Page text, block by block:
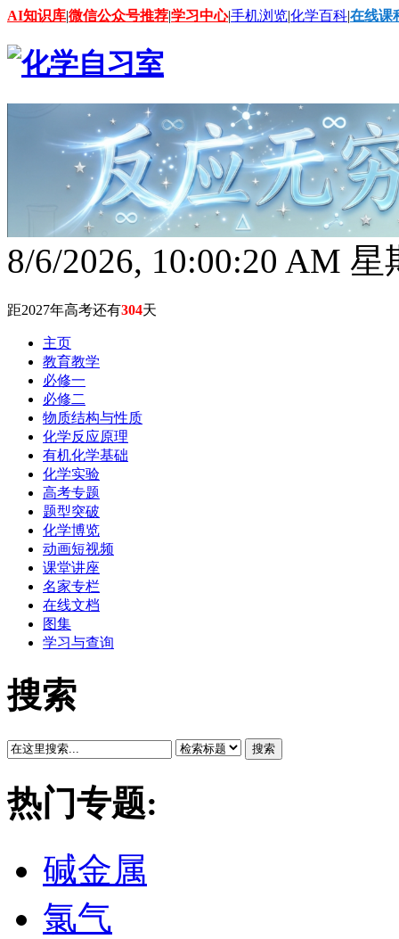
AI知识库|微信公众号推荐|学习中心|手机浏览|化学百科|在线课
8/6/2026, 10:00:21 AM 星
距2027年高考还有304天
主页
教育教学
必修一
必修二
物质结构与性质
化学反应原理
有机化学基础
化学实验
高考专题
题型突破
化学博览
动画短视频
课堂讲座
名家专栏
在线文档
图集
学习与查询
搜索
搜索
热门专题:
碱金属
氯气